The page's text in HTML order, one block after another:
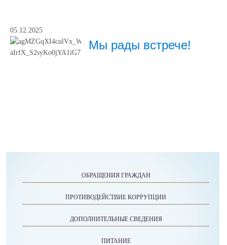
05.12.2025
Мы рады встрече!
ОБРАЩЕНИЯ ГРАЖДАН
ПРОТИВОДЕЙСТВИЕ КОРРУПЦИИ
ДОПОЛНИТЕЛЬНЫЕ СВЕДЕНИЯ
ПИТАНИЕ